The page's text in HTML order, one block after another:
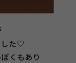
した♡
くもあり